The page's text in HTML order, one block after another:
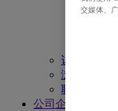
访问
浏览产品
联系我们
公司企业
交媒体、